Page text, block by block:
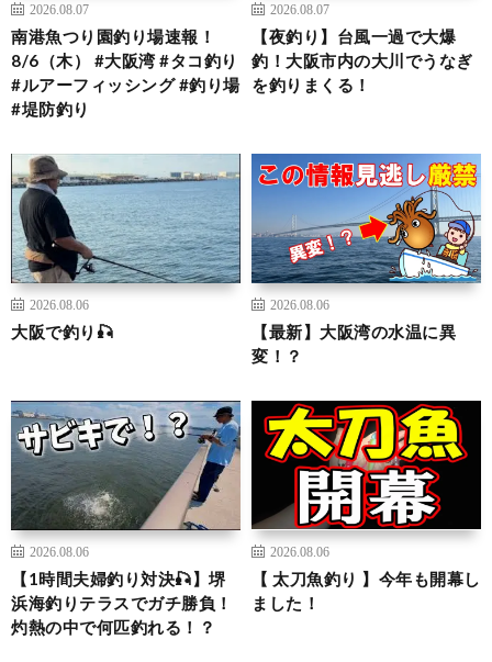
2026.08.07
南港魚つり園釣り場速報！
8/6（木） #大阪湾 #タコ釣り
#ルアーフィッシング #釣り場
#堤防釣り
2026.08.07
【夜釣り】台風一過で大爆
釣！大阪市内の大川でうなぎ
を釣りまくる！
2026.08.06
大阪で釣り🎣
2026.08.06
【最新】大阪湾の水温に異
変！？
2026.08.06
【1時間夫婦釣り対決🎣】堺
浜海釣りテラスでガチ勝負！
灼熱の中で何匹釣れる！？
2026.08.06
【 太刀魚釣り 】今年も開幕し
ました！